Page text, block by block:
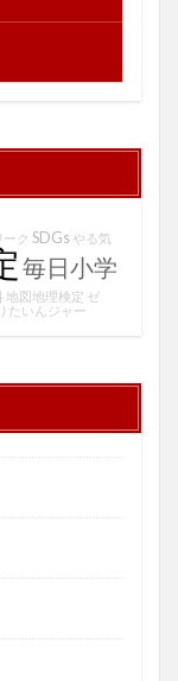
ーク SDGs やる気
毎日小学
地図地理検定 ゼ
たいんジャー